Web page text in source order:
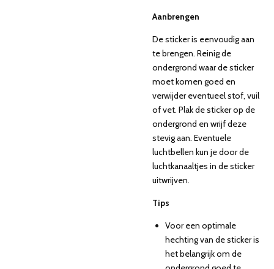
Aanbrengen
De sticker is eenvoudig aan
te brengen. Reinig de
ondergrond waar de sticker
moet komen goed en
verwijder eventueel stof, vuil
of vet. Plak de sticker op de
ondergrond en wrijf deze
stevig aan. Eventuele
luchtbellen kun je door de
luchtkanaaltjes in de sticker
uitwrijven.
Tips
Voor een optimale
hechting van de sticker is
het belangrijk om de